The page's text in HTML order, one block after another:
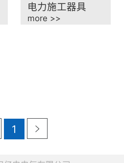
电力施工器具
more >>
1